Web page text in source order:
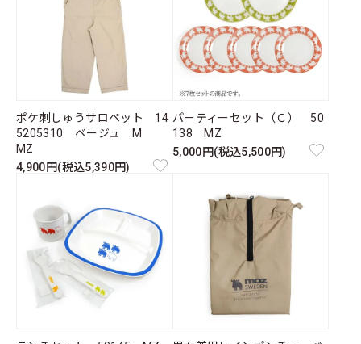
ポケ刺しゅうサロペット 14
5205310 ベージュ M
MZ
4,900円(税込5,390円)
パーティーセット（Ｃ） 50
138 MZ
5,000円(税込5,500円)